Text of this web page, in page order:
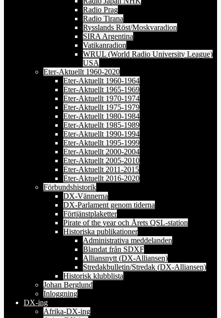
Radio Prag
Radio Tirana
Rysslands Röst/Moskvaradion
SIRA Argentina
Vatikanradion
WRUL (World Radio University League)
USA
Eter-Aktuellt 1960-2020
Eter-Aktuellt 1960-1964
Eter-Aktuellt 1965-1969
Eter-Aktuellt 1970-1974
Eter-Aktuellt 1975-1979
Eter-Aktuellt 1980-1984
Eter-Aktuellt 1985-1989
Eter-Aktuellt 1990-1994
Eter-Aktuellt 1995-1999
Eter-Aktuellt 2000-2004
Eter-Aktuellt 2005-2010
Eter-Aktuellt 2011-2015
Eter-Aktuellt 2016-2020
Förbundshistorik
DX-Vännerna
DX-Parlament genom tiderna
Förtjänstplaketter
Pirate of the year och Årets QSL-station
Historiska publikationer
Administrativa meddelanden
Blandat från SDXF
Alliansnytt (DX-Alliansen)
Stredakbulletin/Stredak (DX-Alliansen)
Historisk klubblista
Johan Berglund
Inloggning
DX-ing
Afrika-DX-ing